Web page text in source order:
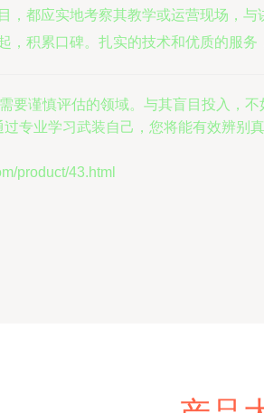
，都应实地考察其教学或运营现场，
，积累口碑。扎实的技术和优质的服务
要谨慎评估的领域。与其盲目投入，
专业学习武装自己，您将能有效辨
product/43.html